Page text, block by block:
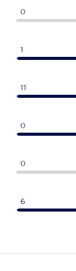
0
1
11
0
0
6